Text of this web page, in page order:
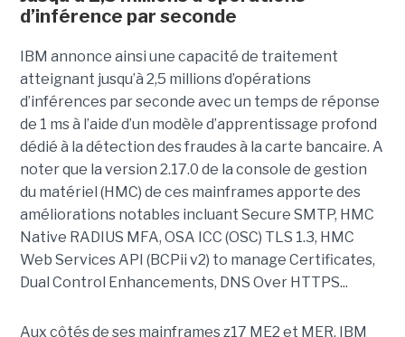
d’inférence par seconde
IBM annonce ainsi une capacité de traitement
atteignant jusqu’à 2,5 millions d’opérations
d’inférences par seconde avec un temps de réponse
de 1 ms à l’aide d’un modèle d’apprentissage profond
dédié à la détection des fraudes à la carte bancaire. A
noter que la version 2.17.0 de la console de gestion
du matériel (HMC) de ces mainframes apporte des
améliorations notables incluant Secure SMTP, HMC
Native RADIUS MFA, OSA ICC (OSC) TLS 1.3, HMC
Web Services API (BCPii v2) to manage Certificates,
Dual Control Enhancements, DNS Over HTTPS...
Aux côtés de ses mainframes z17 ME2 et MER, IBM